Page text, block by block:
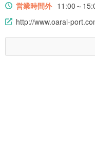
営業時間外 11:00～
http://www.oarai-